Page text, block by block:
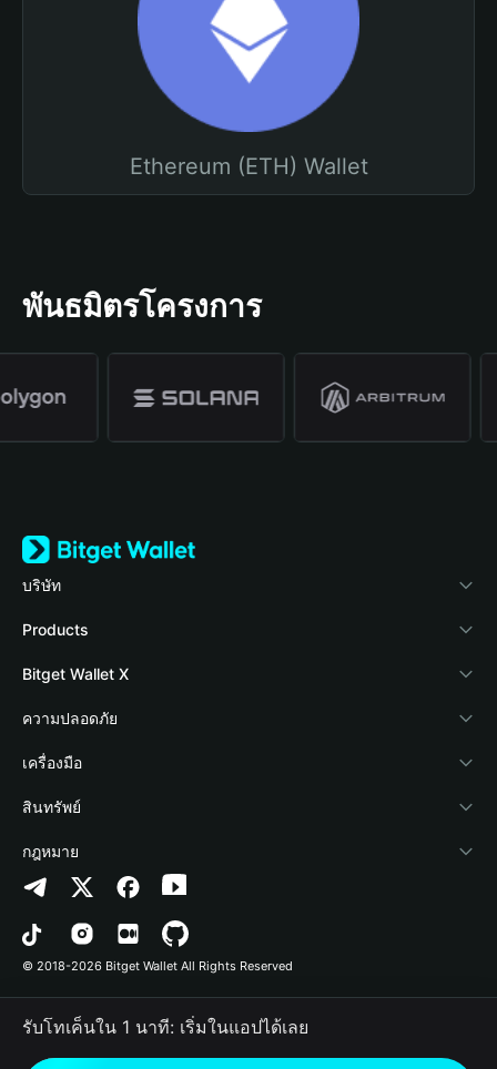
Ethereum (ETH) Wallet
พันธมิตรโครงการ
บริษัท
เกี่ยวกับ Bitget Wallet
Blog
Academy
ข่าวสารด้านคริปโต
ศูนย์ช่วยเหลือ
ติดต่อเรา
ทรัพยากรข้อมูลของแบรนด์
อาชีพ
Products
Crypto Card
Stablecoin Earn
Payfi Crypto
Crypto Swap API
Altcoin Season Index
Prediction Markets
DApp
RWA
Bitget Wallet X
นักพัฒนา
เชื่อมต่อ Wallet
Bitget Wallet Pay
ลิสต์โปรเจกต์
ความปลอดภัย
Protection Fund
เทคโนโลยีความปลอดภัย
เครื่องมือ
ซื้อคริปโต
การตรวจจับการอนุญาต
การตรวจจับสัญญา
การโอนเป็นชุด
สินทรัพย์
Arbitrum
Avalanche
Bitcoin
Polygon
กฎหมาย
นโยบายความเป็นส่วนตัว
ข้อตกลงในการใช้บริการ
© 2018-2026 Bitget Wallet All Rights Reserved
รับโทเค็นใน 1 นาที: เริ่มในแอปได้เลย